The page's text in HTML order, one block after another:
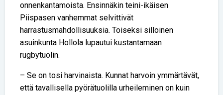
onnenkantamoista. Ensinnäkin teini-ikäisen
Piispasen vanhemmat selvittivät
harrastusmahdollisuuksia. Toiseksi silloinen
asuinkunta Hollola lupautui kustantamaan
rugbytuolin.
– Se on tosi harvinaista. Kunnat harvoin ymmärtävät,
että tavallisella pyörätuolilla urheileminen on kuin